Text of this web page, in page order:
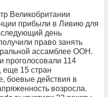
Великобритании
прибыли в Ливию для
день
право занять
ассамблее ООН.
проголосовали 114
еще 15 стран
боевые действия в
возросла.